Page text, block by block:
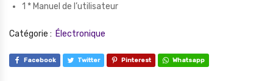
1 * Manuel de l’utilisateur
Catégorie : Électronique
Facebook Twitter Pinterest Whatsapp